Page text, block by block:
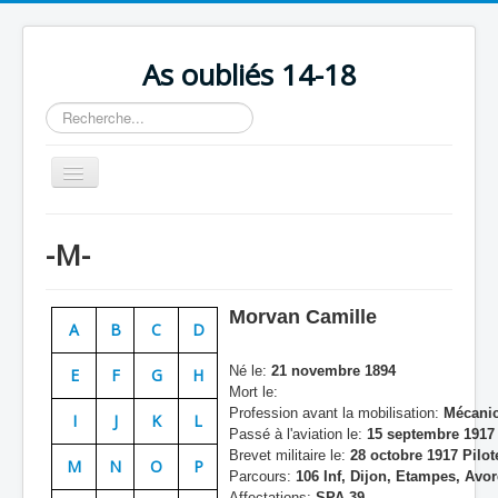
As oubliés 14-18
Rechercher
Basculer
la
Chronologie
Escadrilles
Organisation
Avions
Personnels
Doctrines
-M-
A B C D
E F G H
I J K L
M N O P
Morvan Camille
Né le: 21 novembre 1894
Mort le:
Profession avant la mobilisation:
Passé à l'aviation le: 15 septembre
Brevet militaire le: 28 octobre 1917
Parcours: 106 Inf, Dijon, Etampes,